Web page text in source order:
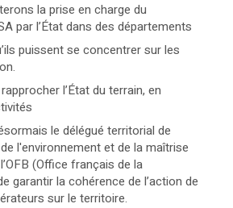
la prise en charge du
par l’État dans des départements
puissent se concentrer sur les
l’État du terrain, en
le délégué territorial de
l'environnement et de la maîtrise
(Office français de la
garantir la cohérence de l’action de
sur le territoire.